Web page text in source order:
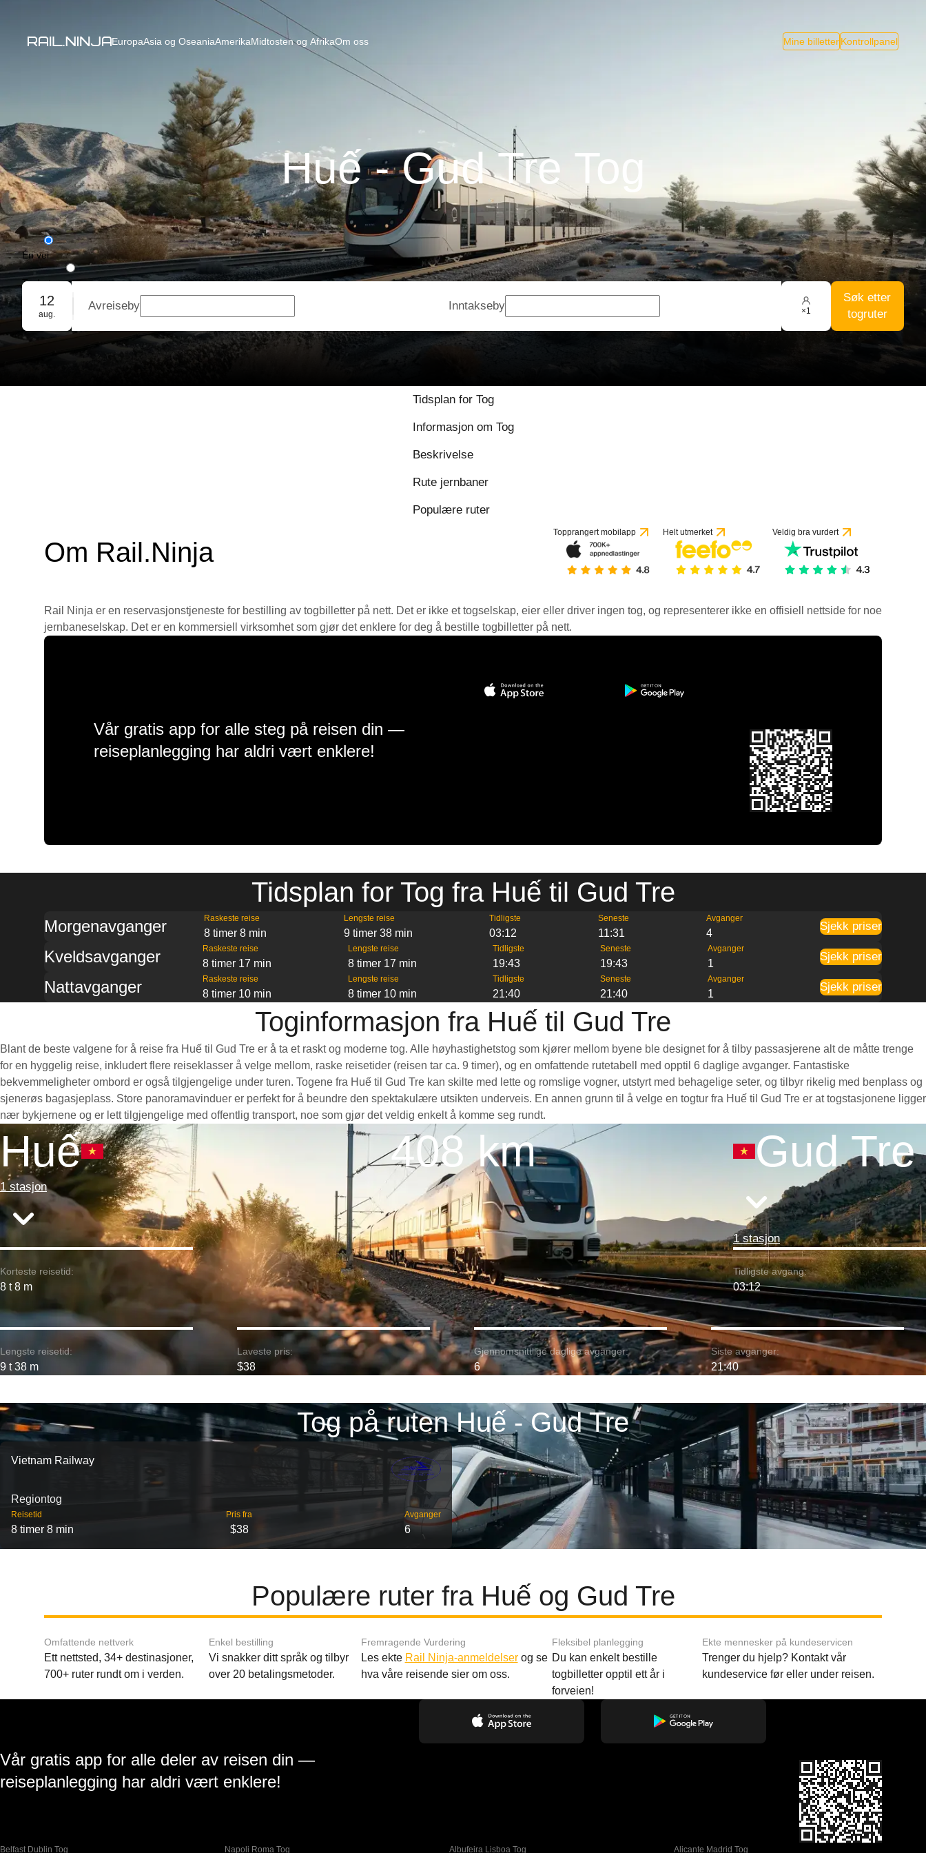
EuropaAsia og OseaniaAmerikaMidtosten og AfrikaOm oss Mine billetterKontrollpanel
Huế - Gud Tre Tog
Én vei
Tur/retur
Gruppebooking
12
aug.
Avreiseby Inntakseby ×1
Søk etter
togruter
Tidsplan for Tog
Informasjon om Tog
Beskrivelse
Rute jernbaner
Populære ruter
Om Rail.Ninja
Topprangert mobilapp Helt utmerket Veldig bra vurdert
Rail Ninja er en reservasjons­tjeneste for bestilling av togbilletter på nett. Det er ikke et togselskap, eier eller driver ingen tog, og representerer ikke en offisiell nettside for noe
jernbaneselskap. Det er en kommersiell virksomhet som gjør det enklere for deg å bestille togbilletter på nett.
Vår gratis app for alle steg på reisen din —
reiseplanlegging har aldri vært enklere!
Tidsplan for Tog fra Huế til Gud Tre
Morgenavganger Raskeste reise
8 timer 8 min
Lengste reise
9 timer 38 min
Tidligste
03:12
Seneste
11:31
Avganger
4
Sjekk priser
Kveldsavganger Raskeste reise
8 timer 17 min
Lengste reise
8 timer 17 min
Tidligste
19:43
Seneste
19:43
Avganger
1
Sjekk priser
Nattavganger Raskeste reise
8 timer 10 min
Lengste reise
8 timer 10 min
Tidligste
21:40
Seneste
21:40
Avganger
1
Sjekk priser
Toginformasjon fra Huế til Gud Tre
Blant de beste valgene for å reise fra Huế til Gud Tre er å ta et raskt og moderne tog. Alle høyhastighetstog som kjører mellom byene ble designet for å tilby passasjerene alt de måtte trenge
for en hyggelig reise, inkludert flere reiseklasser å velge mellom, raske reisetider (reisen tar ca. 9 timer), og en omfattende rutetabell med opptil 6 daglige avganger. Fantastiske
bekvemmeligheter ombord er også tilgjengelige under turen. Togene fra Huế til Gud Tre kan skilte med lette og romslige vogner, utstyrt med behagelige seter, og tilbyr rikelig med benplass og
sjenerøs bagasjeplass. Store panoramavinduer er perfekt for å beundre den spektakulære utsikten underveis. En annen grunn til å velge en togtur fra Huế til Gud Tre er at togstasjonene ligger
nær bykjernene og er lett tilgjengelige med offentlig transport, noe som gjør det veldig enkelt å komme seg rundt.
Huế
1 stasjon
408 km Gud Tre
1 stasjon
Korteste reisetid:
8 t 8 m
Tidligste avgang:
03:12
Lengste reisetid:
9 t 38 m
Laveste pris:
$38
Gjennomsnittlige daglige avganger:
6
Siste avganger:
21:40
Tog på ruten Huế - Gud Tre
Vietnam Railway
Regiontog
Reisetid
8 timer 8 min
Pris fra
$38
Avganger
6
Populære ruter fra Huế og Gud Tre
Omfattende nettverk
Ett nettsted, 34+ destinasjoner,
700+ ruter rundt om i verden.
Enkel bestilling
Vi snakker ditt språk og tilbyr
over 20 betalingsmetoder.
Fremragende Vurdering
Les ekte Rail Ninja-anmeldelserog se
hva våre reisende sier om oss.
Fleksibel planlegging
Du kan enkelt bestille
togbilletter opptil ett år i
forveien!
Ekte mennesker på kundeservicen
Trenger du hjelp? Kontakt vår
kundeservice før eller under reisen.
Vår gratis app for alle deler av reisen din —
reiseplanlegging har aldri vært enklere!
Belfast Dublin Tog Napoli Roma Tog Albufeira Lisboa Tog Alicante Madrid Tog